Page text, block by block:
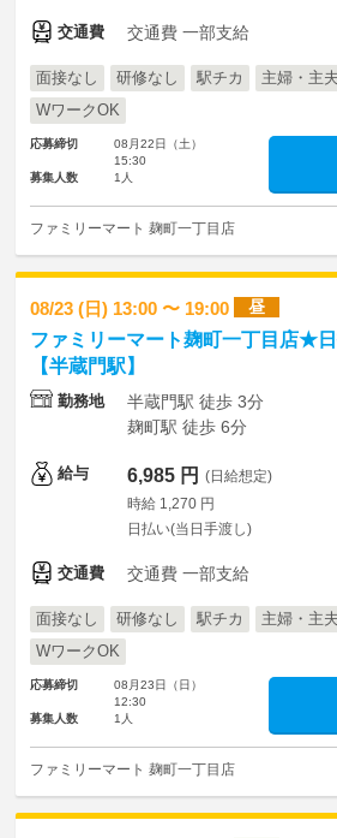
交通費 交通費 一部支給
面接なし 研修なし 駅チカ 主婦・主
WワークOK
応募締切
08月22日（土）
15:30
募集人数
1人
ファミリーマート 麹町一丁目店
08/23 (日) 13:00 〜 19:00 昼
ファミリーマート麹町一丁目店★
【半蔵門駅】
勤務地
半蔵門駅 徒歩 3分
麹町駅 徒歩 6分
給与 6,985 円 (日給想定)
時給 1,270 円
日払い(当日手渡し)
交通費 交通費 一部支給
面接なし 研修なし 駅チカ 主婦・主
WワークOK
応募締切
08月23日（日）
12:30
募集人数
1人
ファミリーマート 麹町一丁目店